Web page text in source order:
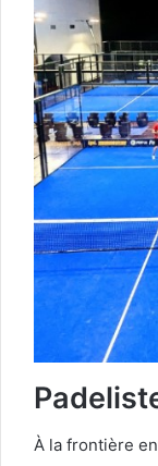
À la frontière